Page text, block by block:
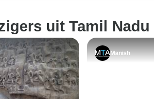
beschikbaar om te helpen.
Een goed afgeronde reis
door Zuid-India.
uit Tamil
Manish